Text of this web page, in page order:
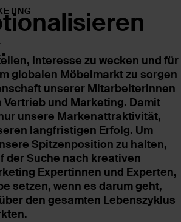
Interesse zu wecken und für
globalen Möbelmarkt zu sorgen
unserer Mitarbeiterinnen
und Marketing. Damit
unsere Markenattraktivität,
langfristigen Erfolg. Um
Spitzenposition zu halten,
der Suche nach kreativen
Expertinnen und Experten,
setzen, wenn es darum geht,
den gesamten Lebenszyklus